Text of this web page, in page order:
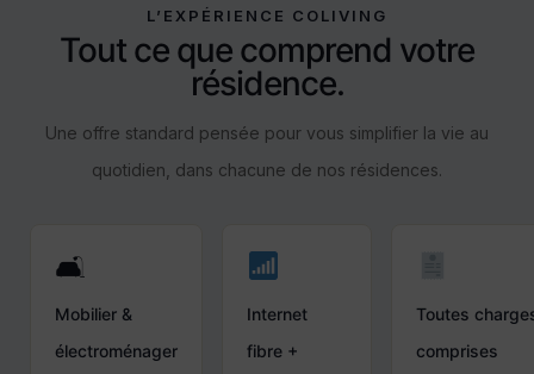
L’EXPÉRIENCE COLIVING
Tout ce que comprend votre
résidence.
Une offre standard pensée pour vous simplifier la vie au
quotidien, dans chacune de nos résidences.
🛋
Mobilier &
électroménager
Internet
fibre +
Toutes
comprises